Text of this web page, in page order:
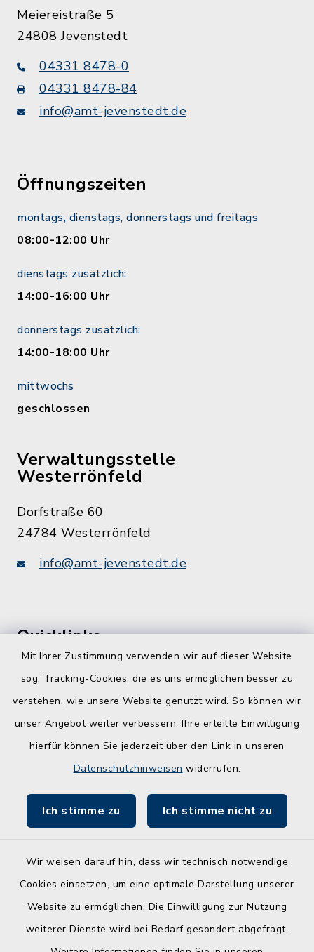
Mit Ihrer Zustimmung verwenden wir auf dieser Website
sog. Tracking-Cookies, die es uns ermöglichen besser zu
verstehen, wie unsere Website genutzt wird. So können wir
unser Angebot weiter verbessern. Ihre erteilte Einwilligung
hierfür können Sie jederzeit über den Link in unseren
Datenschutzhinweisen widerrufen.
Ich stimme zu Ich stimme nicht zu
Wir weisen darauf hin, dass wir technisch notwendige
Cookies einsetzen, um eine optimale Darstellung unserer
Website zu ermöglichen. Die Einwilligung zur Nutzung
weiterer Dienste wird bei Bedarf gesondert abgefragt.
Meiereistraße 5
24808 Jevenstedt
04331 8478-0
04331 8478-84
info@amt-jevenstedt.de
Öffnungszeiten
montags, dienstags, donnerstags und freitags
08:00-12:00 Uhr
dienstags zusätzlich:
14:00-16:00 Uhr
donnerstags zusätzlich:
14:00-18:00 Uhr
mittwochs
geschlossen
Verwaltungsstelle
Westerrönfeld
Dorfstraße 60
24784 Westerrönfeld
info@amt-jevenstedt.de
Quicklinks
Schule am Ochsenweg
ZBmSH
Entwicklungsagentur für den Lebens- und
Kontakt